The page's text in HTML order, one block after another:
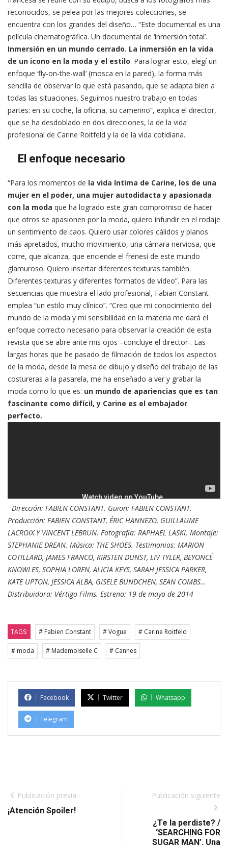
reconocidos, se pelea por las mejores colecciones, se
encuentra con los grandes del diseño… “Este documental es una
película cinematográfica. Un documental de ‘inmersión total’.
Inmersión en un mundo cerrado. La inmersión en la vida
de un icono en la moda y el estilo. Para lograr esto, elegí un
enfoque ‘fly-on-the-wall’ (mosca en la pared), la forma más
sencilla de observar lo que está pasando, que se adapta bien a
todas las situaciones. Seguimos nuestro trabajo en todas
partes: en su coche, la oficina, su camerino”, explica el director,
que se ha desdoblado en dos direcciones, la de la vida
profesional de Carine Roitfeld y la de la vida cotidiana.
El enfoque necesario
“Para los momentos de la vida íntima de Carine, los de una
mujer en el poder, una mujer autodidacta y apasionada
con la moda que ha logrado este gran compromiso de hacer
que otros se apasionen por la moda, quiero infundir en el rodaje
un sentimiento de caos. Quiero usar colores cálidos y planos
más apretados, mucho movimiento, una cámara nerviosa, que
corre, que alcanza, que enciende el frenesí de este mundo
glamuroso. Quiero insertar diferentes texturas también.
Diferentes texturas y diferentes formatos de vídeo”. Para las
secuencias que muestra el lado profesional, Fabian Constant
emplea “un estilo muy clínico”. “Creo que mi conocimiento del
mundo de la moda y mi sensibilidad en la materia me dará el
enfoque correcto necesario para observar la creación de esta
revista que se abre ante mis ojos –concluye el director-. Las
largas horas que he pasado de filmación de todos los aspectos
de la moda, desde la mesa de dibujo y diseño del trabajo de las
costureras a la pasarela, me ha enseñado a ver y grabar la
moda como lo que es: un mundo de apariencias que es tan
fascinante como difícil, y Carine es el embajador
perfecto.
Dirección: FABIEN CONSTANT. Guion: FABIEN CONSTANT.
Producción: FABIEN CONSTANT, ÉRIC HANNEZO, GUILLAUME
LACROIX Y VINCENT LEBRUN. Fotografía: RAPHAEL LASKI. Montaje:
STEPHANIE DREAN. Música: THE SHOES. Testimonios: MARION
COTILLARD, JAMES FRANCO, KIRSTEN DUNST, LIV TYLER, BEYONCÉ
KNOWLES, SOPHIA LOREN, ALICIA KEYS, SARAH JESSICA PARKER,
KATE UPTON, JESSICA ALBA, GISELE BÜNDCHEN, SEAN COMBS…
Distribuidora: Vértigo Films. Estreno: 19 de mayo de 2014
TAGS: # Fabien Constant # Vogue # Carine Roitfeld
# moda # Mademoiselle C # Cannes
Facebook Twitter Whatsapp
Telegram
Publicación previa
¡Atención Spoiler!
Publicación siguiente
¿Te la perdiste? /
‘SEARCHING FOR
SUGAR MAN’. Una